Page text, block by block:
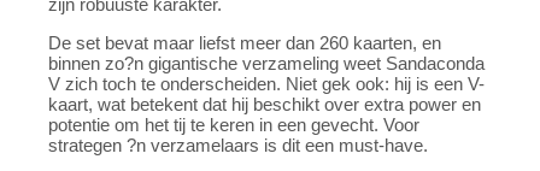
De set bevat maar liefst meer dan 260 kaarten, en
binnen zo?n gigantische verzameling weet Sandaconda
V zich toch te onderscheiden. Niet gek ook: hij is een V-
kaart, wat betekent dat hij beschikt over extra power en
potentie om het tij te keren in een gevecht. Voor
strategen ?n verzamelaars is dit een must-have.